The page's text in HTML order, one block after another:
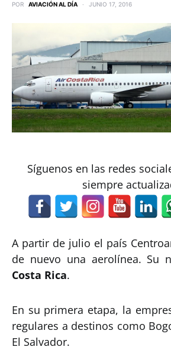
POR AVIACIÓN AL DÍA JUNIO 17, 2016
Síguenos en las redes
siempre
A partir de julio el país
de nuevo una aerolínea. Su
Costa Rica.
En su primera etapa, la
regulares a destinos como
El Salvador.